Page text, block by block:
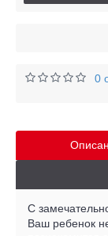
0
С
Ваш ребенок